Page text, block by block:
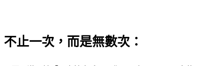
不止一次，而是無數次：